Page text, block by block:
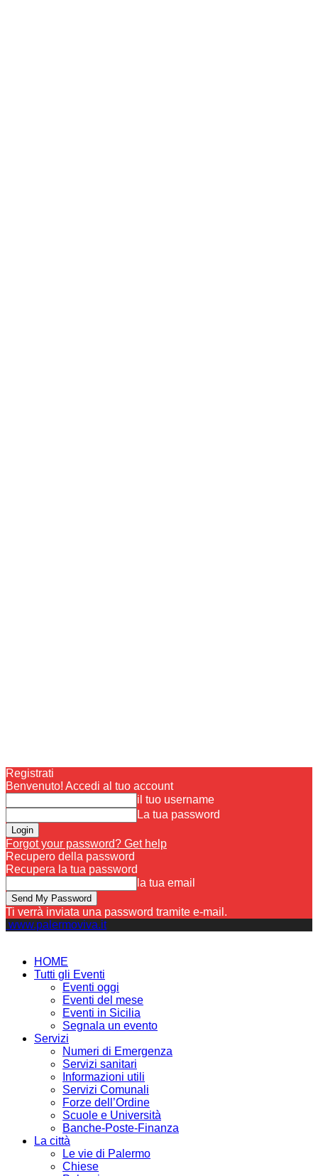
Registrati
Benvenuto! Accedi al tuo account
il tuo username
La tua password
Forgot your password? Get help
Recupero della password
Recupera la tua password
la tua email
Ti verrà inviata una password tramite e-mail.
www.palermoviva.it
HOME
Tutti gli Eventi
Eventi oggi
Eventi del mese
Eventi in Sicilia
Segnala un evento
Servizi
Numeri di Emergenza
Servizi sanitari
Informazioni utili
Servizi Comunali
Forze dell’Ordine
Scuole e Università
Banche-Poste-Finanza
La città
Le vie di Palermo
Chiese